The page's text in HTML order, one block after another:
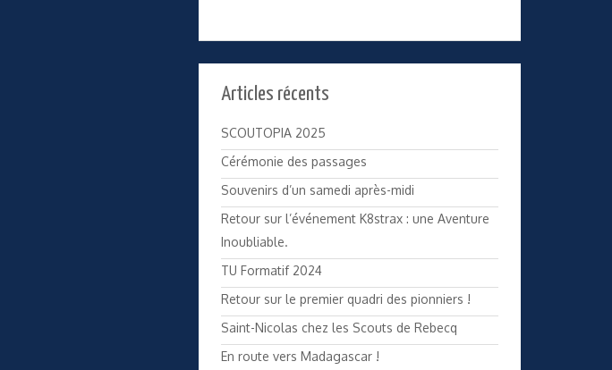
Articles récents
SCOUTOPIA 2025
Cérémonie des passages
Souvenirs d’un samedi après-midi
Retour sur l’événement K8strax : une Aventure
Inoubliable.
TU Formatif 2024
Retour sur le premier quadri des pionniers !
Saint-Nicolas chez les Scouts de Rebecq
En route vers Madagascar !